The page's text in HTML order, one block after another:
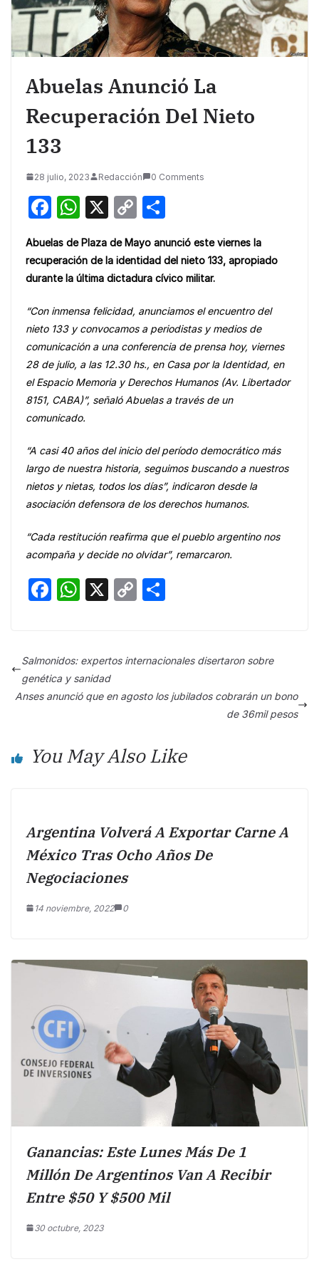
Abuelas Anunció La
Recuperación Del Nieto
133
28 julio, 2023 Redacción 0 Comments
F
c
e
o
o
k
W
at
s
p
p
X
C
p
y
n
k
ar
e
Abuelas de Plaza de Mayo anunció este viernes la
recuperación de la identidad del nieto 133, apropiado
durante la última dictadura cívico militar.
“Con inmensa felicidad, anunciamos el encuentro del
nieto 133 y convocamos a periodistas y medios de
comunicación a una conferencia de prensa hoy, viernes
28 de julio, a las 12.30 hs., en Casa por la Identidad, en
el Espacio Memoria y Derechos Humanos (Av. Libertador
8151, CABA)”, señaló Abuelas a través de un
comunicado.
“A casi 40 años del inicio del período democrático más
largo de nuestra historia, seguimos buscando a nuestros
nietos y nietas, todos los días”, indicaron desde la
asociación defensora de los derechos humanos.
“Cada restitución reafirma que el pueblo argentino nos
acompaña y decide no olvidar”, remarcaron.
F
e
b
o
k
W
s
A
p
X
C
y
n
e
Salmonidos: expertos internacionales disertaron sobre
genética y sanidad
Anses anunció que en agosto los jubilados cobrarán un bono
de 36mil pesos
You May Also Like
Argentina Volverá A Exportar Carne A
México Tras Ocho Años De
Negociaciones
14 noviembre, 2022 0
Ganancias: Este Lunes Más De 1
Millón De Argentinos Van A Recibir
Entre $50 Y $500 Mil
30 octubre, 2023